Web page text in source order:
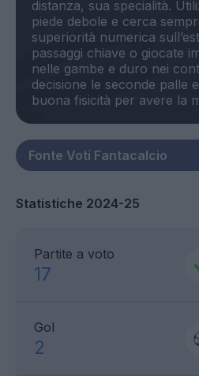
distanza, sua specialità.
piede debole e cerca
superiorità numerica
passaggi chiave o giocate
nelle gambe e duro nei
decisione le seconde palle
Statistiche 2024-25
Partite a voto
17
Gol
2